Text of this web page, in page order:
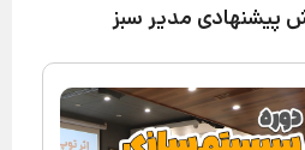
پیشنهادی مدیر سبز